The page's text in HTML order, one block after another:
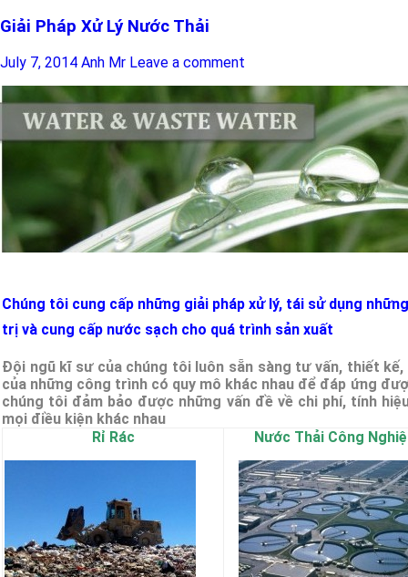
Giải Pháp Xử Lý Nước Thải
July 7, 2014 Anh Mr Leave a comment
Chúng tôi cung cấp những giải pháp xử lý, tái sử dụng
trị và cung cấp nước sạch cho quá trình sản xuất
Đội ngũ kĩ sư của chúng tôi luôn sẵn sàng tư vấn, thiết
của những công trình có quy mô khác nhau để đáp ứng
chúng tôi đảm bảo được những vấn đề về chi phí, tính
mọi điều kiện khác nhau
Rỉ Rác
Nước Thải Công